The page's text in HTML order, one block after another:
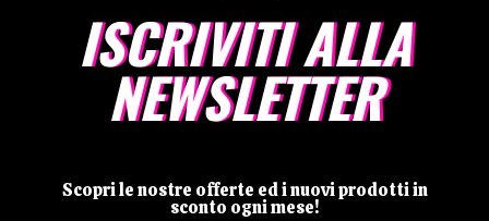
ISCRIVITI ALLA
NEWSLETTER
Scopri le nostre offerte ed i nuovi prodotti in
sconto ogni mese!